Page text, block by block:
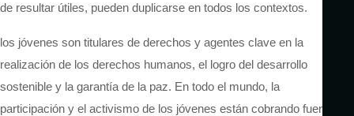
de resultar útiles, pueden duplicarse en todos los contextos.
los jóvenes son titulares de derechos y agentes clave en la
realización de los derechos humanos, el logro del desarrollo
sostenible y la garantía de la paz. En todo el mundo, la
participación y el activismo de los jóvenes están cobrando fuerza,